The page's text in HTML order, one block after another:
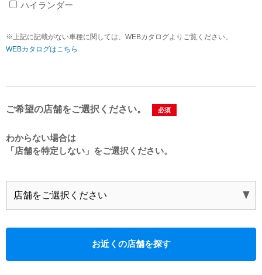
ハイランダー
※上記に記載がない車種に関しては、WEBカタログよりご覧ください。
WEBカタログはこちら
ご希望の店舗をご選択ください。 必須
わからない場合は
「店舗を特定しない」をご選択ください。
お近くの店舗を探す